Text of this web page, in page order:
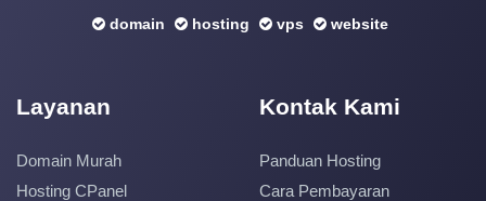
domain hosting vps website
Layanan
Domain Murah
Hosting CPanel
Kontak Kami
Panduan Hosting
Cara Pembayaran